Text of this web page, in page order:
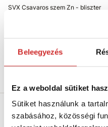
Beleegyezés
Ez a weboldal sütiket
Sütiket használunk a
szabásához, közösségi
SVX Csavaros szem Zn - bliszter
Raktáron 54 db
SVX